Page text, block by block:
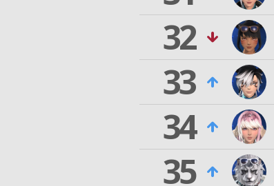
32
33
34
35